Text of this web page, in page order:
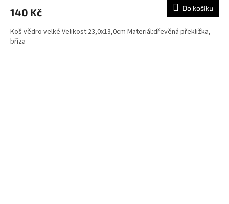
140 Kč Do košíku
Koš vědro velké Velikost:23,0x13,0cm Materiál:dřevěná překližka,
bříza